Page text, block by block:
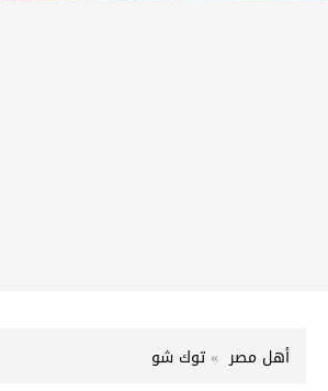
أهل مصر توك شو